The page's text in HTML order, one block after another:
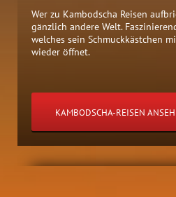
Wer zu Kambodscha Reisen
gänzlich andere Welt.
welches sein Schmuckkästchen
wieder öffnet.
KAMBODSCHA-REISEN